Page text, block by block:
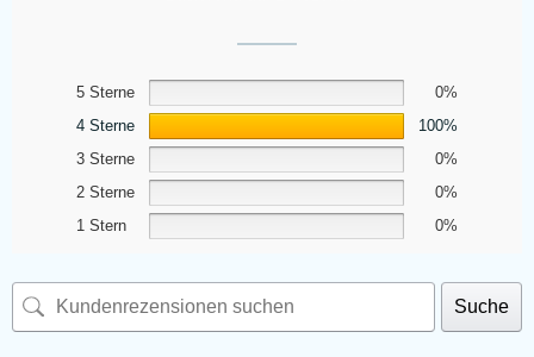
5 Sterne
0%
4 Sterne
100%
3 Sterne
0%
2 Sterne
0%
1 Stern
0%
Suche